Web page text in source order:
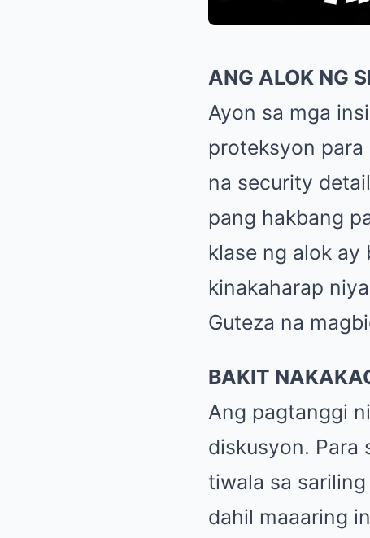
ANG ALOK NG
Ayon sa mga
proteksyon
na security
pang hakbang
klase ng alok
kinakaharap
Guteza na
BAKIT
Ang pagtanggi
diskusyon. Para
tiwala sa
dahil maaaring